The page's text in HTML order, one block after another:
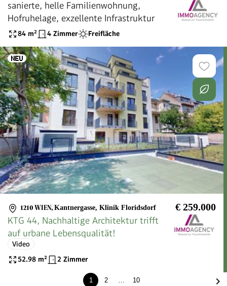
sanierte, helle Familienwohnung,
Hofruhelage, exzellente Infrastruktur
84 m² 4 Zimmer Freifläche
1210 WIEN, Kantnergasse, Klinik Floridsdorf € 259.000
KTG 44, Nachhaltige Architektur trifft
auf urbane Lebensqualität!
Video
52.98 m² 2 Zimmer
1 2 10